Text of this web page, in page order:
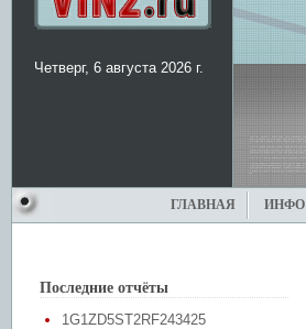
Четверг, 6 августа 2026 г.
ГЛАВНАЯ ИНФО
Последние отчёты
1G1ZD5ST2RF243425